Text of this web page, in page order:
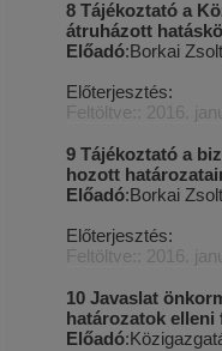
8 Tájékoztató a
átruházott
Előadó:Borkai
Előterjesztés:
Feltöltve:: 2016.
9 Tájékoztató a
hozott
Előadó:Borkai
Előterjesztés:
Feltöltve:: 2016.
10 Javaslat
határozatok elleni
Előadó